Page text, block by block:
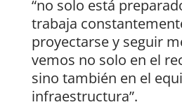
“no solo está
trabaja
proyectarse y seguir
vemos no solo en el
sino también en el
infraestructura”.